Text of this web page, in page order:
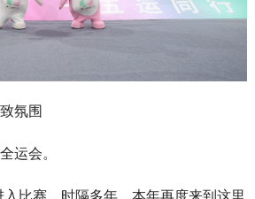
氛围
运会。